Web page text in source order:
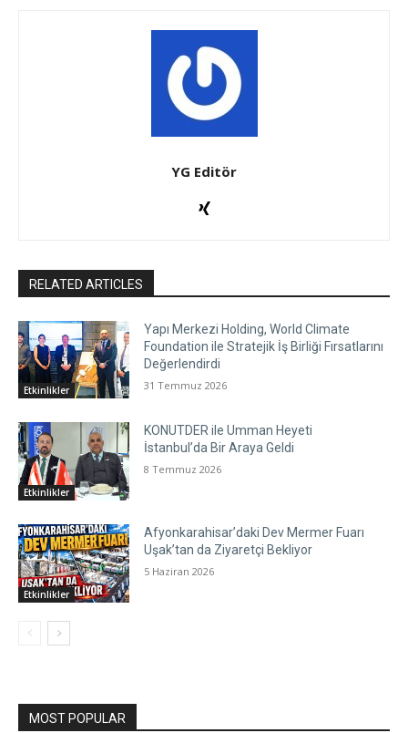
YG Editör
RELATED ARTICLES
Etkinlikler
Yapı Merkezi Holding, World Climate
Foundation ile Stratejik İş Birliği Fırsatlarını
Değerlendirdi
31 Temmuz 2026
Etkinlikler
KONUTDER ile Umman Heyeti
İstanbul’da Bir Araya Geldi
8 Temmuz 2026
Etkinlikler
Afyonkarahisar’daki Dev Mermer Fuarı
Uşak’tan da Ziyaretçi Bekliyor
5 Haziran 2026
MOST POPULAR